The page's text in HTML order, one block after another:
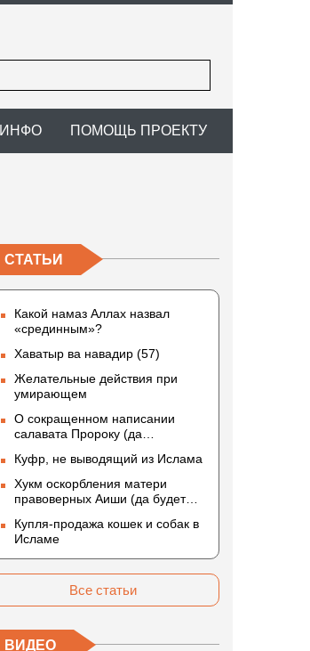
ИНФО ПОМОЩЬ ПРОЕКТУ
СТАТЬИ
Какой намаз Аллах назвал
«срединным»?
Хаватыр ва навадир (57)
Желательные действия при
умирающем
О сокращенном написании
салавата Пророку (да
приветствует)
Куфр, не выводящий из Ислама
Хукм оскорбления матери
правоверных Аиши (да будет
Купля-продажа кошек и собак в
Исламе
Все статьи
ВИДЕО